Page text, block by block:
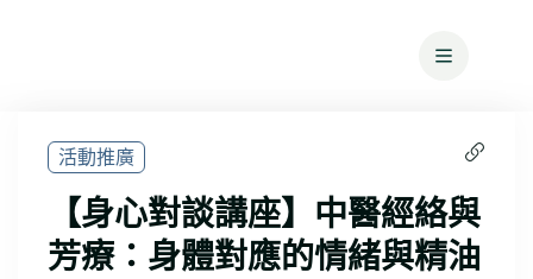
活動推廣
【身心對談講座】中醫經絡與
芳療：身體對應的情緒與精油